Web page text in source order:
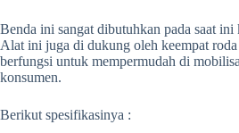
Benda ini sangat dibutuhkan pada saat
Alat ini juga di dukung oleh keempat
berfungsi untuk mempermudah di
konsumen.
Berikut spesifikasinya :